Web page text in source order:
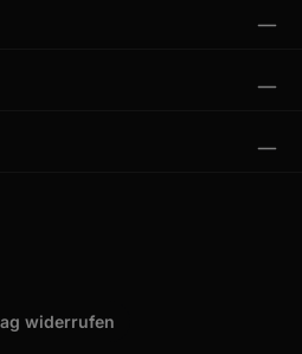
widerrufen